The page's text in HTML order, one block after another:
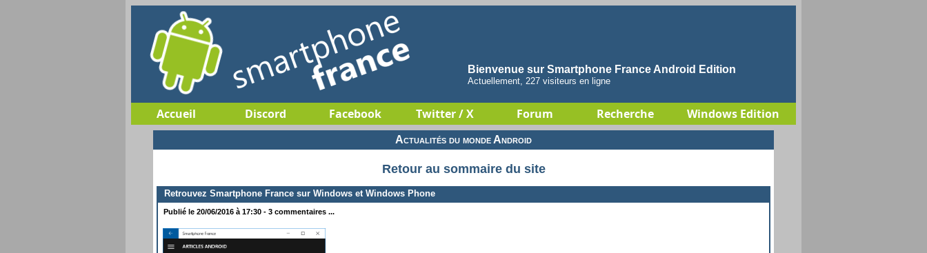
Bienvenue sur Smartphone France Android Edition
Actuellement, 227 visiteurs en ligne
Accueil Discord Facebook Twitter / X Forum Recherche Windows Edition
Actualités du monde Android
Retour au sommaire du site
Retrouvez Smartphone France sur Windows et Windows Phone
Publié le 20/06/2016 à 17:30 - 3 commentaires ...